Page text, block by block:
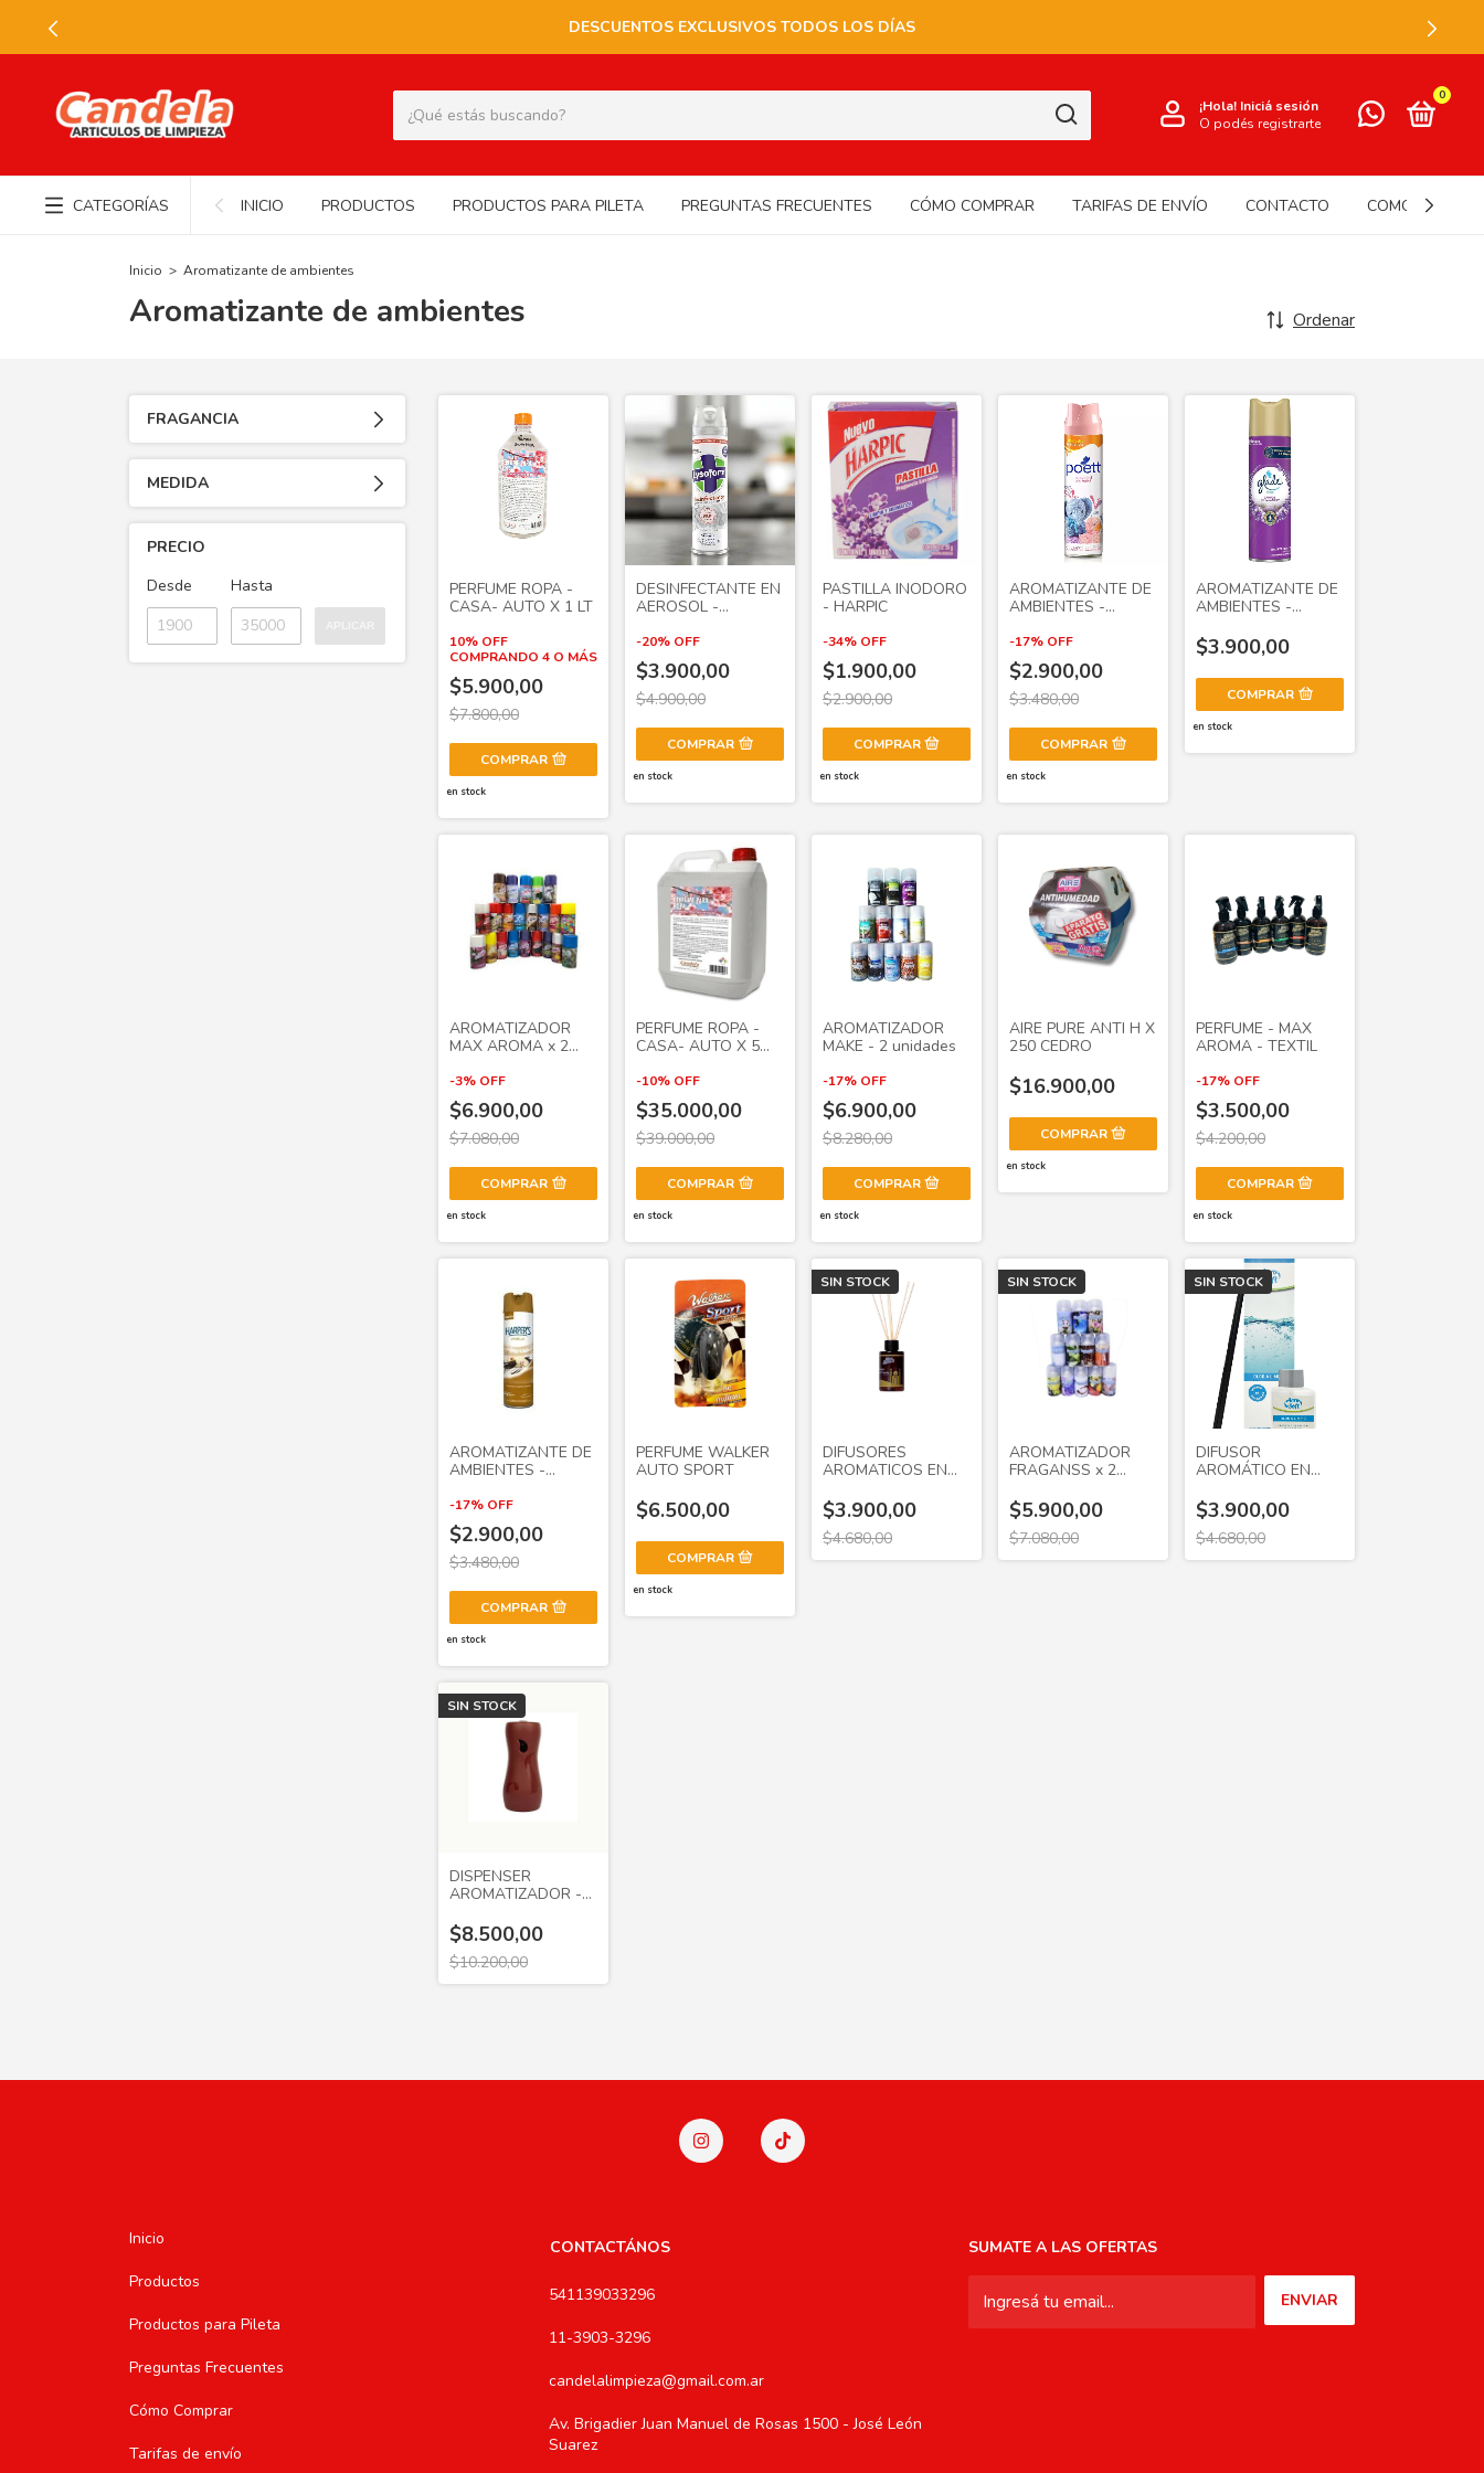
DESCUENTOS EXCLUSIVOS TODOS LOS DÍAS
¡Hola! Iniciá sesión
O podés registrarte
0
CATEGORÍAS INICIO PRODUCTOS PRODUCTOS PARA PILETA PREGUNTAS FRECUENTES CÓMO COMPRAR TARIFAS DE ENVÍO CONTACTO COMO USAR
Inicio > Aromatizante de ambientes
Aromatizante de ambientes Ordenar
FRAGANCIA
MEDIDA
PRECIO
Desde
Hasta
PERFUME ROPA -
CASA- AUTO X 1 LT
10% OFF
COMPRANDO 4 O MÁS
$5.900,00
$7.800,00
COMPRAR
en stock
DESINFECTANTE EN
AEROSOL -
-20% OFF
$3.900,00
$4.900,00
COMPRAR
en stock
PASTILLA INODORO
- HARPIC
-34% OFF
$1.900,00
$2.900,00
en stock
AROMATIZANTE DE
AMBIENTES -
-17% OFF
$2.900,00
$3.480,00
COMPRAR
en stock
AROMATIZANTE DE
AMBIENTES -
$3.900,00
COMPRAR
en stock
AROMATIZADOR
MAX AROMA x 2
-3% OFF
$6.900,00
$7.080,00
COMPRAR
en stock
PERFUME ROPA -
CASA- AUTO X 5
-10% OFF
$35.000,00
$39.000,00
COMPRAR
en stock
AROMATIZADOR
MAKE - 2 unidades
-17% OFF
$6.900,00
$8.280,00
en stock
AIRE PURE ANTI H X
250 CEDRO
$16.900,00
en stock
PERFUME - MAX
AROMA - TEXTIL
-17% OFF
$3.500,00
$4.200,00
en stock
AROMATIZANTE DE
AMBIENTES -
-17% OFF
$2.900,00
$3.480,00
COMPRAR
en stock
PERFUME WALKER
AUTO SPORT
$6.500,00
en stock
SIN STOCK
DIFUSORES
AROMATICOS EN
AROMA
$3.900,00
$4.680,00
SIN STOCK
AROMATIZADOR
FRAGANSS x 2
$5.900,00
$7.080,00
SIN STOCK
DIFUSOR
AROMÁTICO EN
AEROSOFT
$3.900,00
$4.680,00
SIN STOCK
DISPENSER
AROMATIZADOR -
$8.500,00
$10.200,00
Inicio
Productos
Productos para Pileta
Preguntas Frecuentes
Cómo Comprar
Tarifas de envío
CONTACTÁNOS
541139033296
11-3903-3296
candelalimpieza@gmail.com.ar
Av. Brigadier Juan Manuel de Rosas 1500 - José León
Suarez
SUMATE A LAS OFERTAS